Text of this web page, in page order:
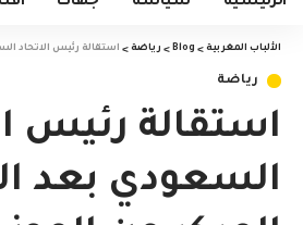
الألباب المغربية >
Blog
> رياضة > استقالة رئيس الاتحاد
رياضة
استقالة رئيس
السعودي بعد